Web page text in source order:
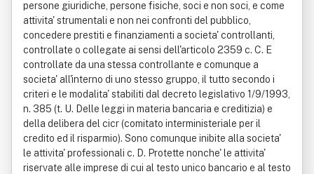
persone giuridiche, persone fisiche, soci e non soci, e come
attivita' strumentali e non nei confronti del pubblico,
concedere prestiti e finanziamenti a societa' controllanti,
controllate o collegate ai sensi dell'articolo 2359 c. C. E
controllate da una stessa controllante e comunque a
societa' all'interno di uno stesso gruppo, il tutto secondo i
criteri e le modalita' stabiliti dal decreto legislativo 1/9/1993,
n. 385 (t. U. Delle leggi in materia bancaria e creditizia) e
della delibera del cicr (comitato interministeriale per il
credito ed il risparmio). Sono comunque inibite alla societa'
le attivita' professionali c. D. Protette nonche' le attivita'
riservate alle imprese di cui al testo unico bancario e al testo